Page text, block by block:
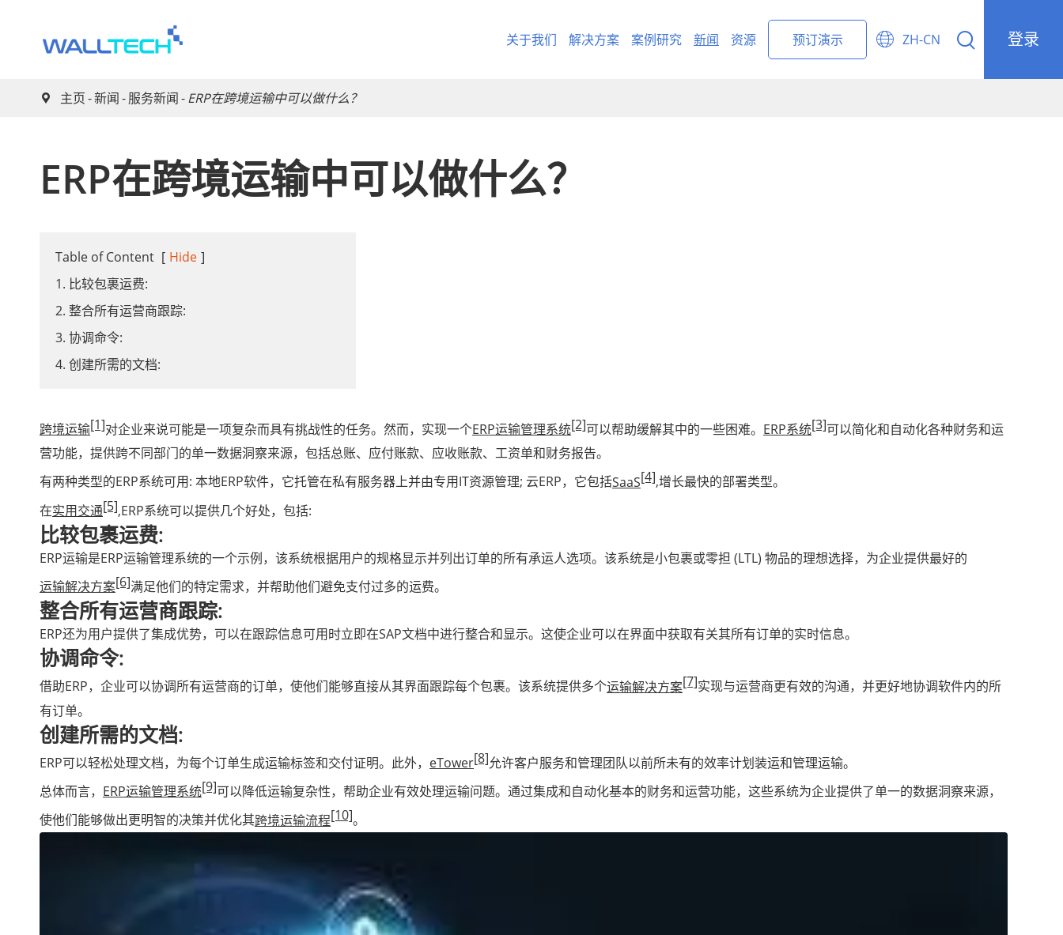
关于我们 解决方案 案例研究 新闻 资源 预订演示  ZH-CN  登录
 主页 新闻 服务新闻 ERP在跨境运输中可以做什么？
ERP在跨境运输中可以做什么？
Table of Content [ Hide ]
1. 比较包裹运费:
2. 整合所有运营商跟踪:
3. 协调命令:
4. 创建所需的文档:
跨境运输[1]对企业来说可能是一项复杂而具有挑战性的任务。然而，实现一个ERP运输管理系统[2]可以帮助缓解其中的一些困难。 ERP系统[3]可以简化和自动化各种财务和运
营功能，提供跨不同部门的单一数据洞察来源，包括总账、应付账款、应收账款、工资单和财务报告。
有两种类型的ERP系统可用: 本地ERP软件，它托管在私有服务器上并由专用IT资源管理; 云ERP，它包括SaaS[4],增长最快的部署类型。
在实用交通[5],ERP系统可以提供几个好处，包括:
比较包裹运费:
ERP运输是ERP运输管理系统的一个示例，该系统根据用户的规格显示并列出订单的所有承运人选项。该系统是小包裹或零担 (LTL) 物品的理想选择，为企业提供最好的
运输解决方案[6]满足他们的特定需求，并帮助他们避免支付过多的运费。
整合所有运营商跟踪:
ERP还为用户提供了集成优势，可以在跟踪信息可用时立即在SAP文档中进行整合和显示。这使企业可以在界面中获取有关其所有订单的实时信息。
协调命令:
借助ERP，企业可以协调所有运营商的订单，使他们能够直接从其界面跟踪每个包裹。该系统提供多个运输解决方案[7]实现与运营商更有效的沟通，并更好地协调软件内的所
有订单。
创建所需的文档:
ERP可以轻松处理文档，为每个订单生成运输标签和交付证明。此外， eTower[8]允许客户服务和管理团队以前所未有的效率计划装运和管理运输。
总体而言， ERP运输管理系统[9]可以降低运输复杂性，帮助企业有效处理运输问题。通过集成和自动化基本的财务和运营功能，这些系统为企业提供了单一的数据洞察来源，
使他们能够做出更明智的决策并优化其跨境运输流程[10]。